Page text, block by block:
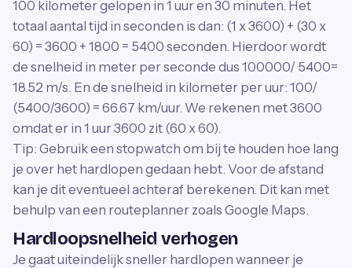
100 kilometer gelopen in 1 uur en 30 minuten. Het
totaal aantal tijd in seconden is dan: (1 x 3600) + (30 x
60) = 3600 + 1800 = 5400 seconden. Hierdoor wordt
de snelheid in meter per seconde dus 100000/ 5400=
18.52 m/s. En de snelheid in kilometer per uur: 100/
(5400/3600) = 66.67 km/uur. We rekenen met 3600
omdat er in 1 uur 3600 zit (60 x 60).
Tip: Gebruik een stopwatch om bij te houden hoe lang
je over het hardlopen gedaan hebt. Voor de afstand
kan je dit eventueel achteraf berekenen. Dit kan met
behulp van een routeplanner zoals Google Maps.
Hardloopsnelheid verhogen
Je gaat uiteindelijk sneller hardlopen wanneer je